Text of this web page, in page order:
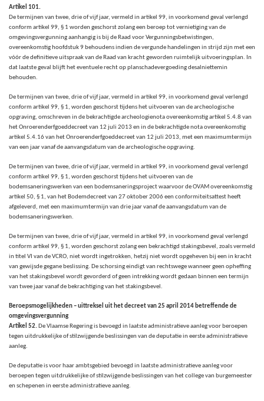
Artikel 101.
De termijnen van twee, drie of vijf jaar, vermeld in artikel 99, in voorkomend geval verlengd
conform artikel 99, § 1 worden geschorst zolang een beroep tot vernietiging van de
omgevingsvergunning aanhangig is bij de Raad voor Vergunningsbetwistingen,
overeenkomstig hoofdstuk 9 behoudens indien de vergunde handelingen in strijd zijn met een
vóór de definitieve uitspraak van de Raad van kracht geworden ruimtelijk uitvoeringsplan. In
dat laatste geval blijft het eventuele recht op planschadevergoeding desalniettemin
behouden.
De termijnen van twee, drie of vijf jaar, vermeld in artikel 99, in voorkomend geval verlengd
conform artikel 99, § 1, worden geschorst tijdens het uitvoeren van de archeologische
opgraving, omschreven in de bekrachtigde archeologienota overeenkomstig artikel 5.4.8 van
het Onroerenderfgoeddecreet van 12 juli 2013 en in de bekrachtigde nota overeenkomstig
artikel 5.4.16 van het Onroerenderfgoeddecreet van 12 juli 2013, met een maximumtermijn
van een jaar vanaf de aanvangsdatum van de archeologische opgraving.
De termijnen van twee, drie of vijf jaar, vermeld in artikel 99, in voorkomend geval verlengd
conform artikel 99, § 1, worden geschorst tijdens het uitvoeren van de
bodemsaneringswerken van een bodemsaneringsproject waarvoor de OVAM overeenkomstig
artikel 50, § 1, van het Bodemdecreet van 27 oktober 2006 een conformiteitsattest heeft
afgeleverd, met een maximumtermijn van drie jaar vanaf de aanvangsdatum van de
bodemsaneringswerken.
De termijnen van twee, drie of vijf jaar, vermeld in artikel 99, in voorkomend geval verlengd
conform artikel 99, § 1, worden geschorst zolang een bekrachtigd stakingsbevel, zoals vermeld
in titel VI van de VCRO, niet wordt ingetrokken, hetzij niet wordt opgeheven bij een in kracht
van gewijsde gegane beslissing. De schorsing eindigt van rechtswege wanneer geen opheffing
van het stakingsbevel wordt gevorderd of geen intrekking wordt gedaan binnen een termijn
van twee jaar vanaf de bekrachtiging van het stakingsbevel.
Beroepsmogelijkheden – uittreksel uit het decreet van 25 april 2014 betreffende de
omgevingsvergunning
Artikel 52. De Vlaamse Regering is bevoegd in laatste administratieve aanleg voor beroepen
tegen uitdrukkelijke of stilzwijgende beslissingen van de deputatie in eerste administratieve
aanleg.
De deputatie is voor haar ambtsgebied bevoegd in laatste administratieve aanleg voor
beroepen tegen uitdrukkelijke of stilzwijgende beslissingen van het college van burgemeester
en schepenen in eerste administratieve aanleg.